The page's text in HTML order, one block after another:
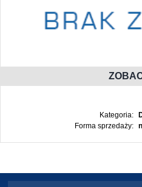
Kategoria:
Forma sprzedaży: